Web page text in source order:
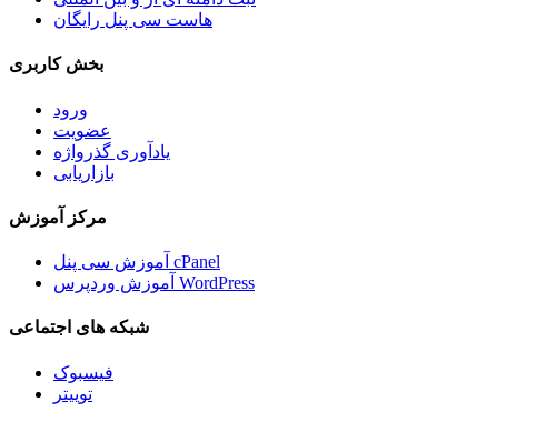
هاست سی پنل رایگان
بخش کاربری
ورود
عضویت
یادآوری گذرواژه
بازاریابی
مرکز آموزش
آموزش سی پنل cPanel
آموزش وردپرس WordPress
شبکه های اجتماعی
فیسبوک
توییتر